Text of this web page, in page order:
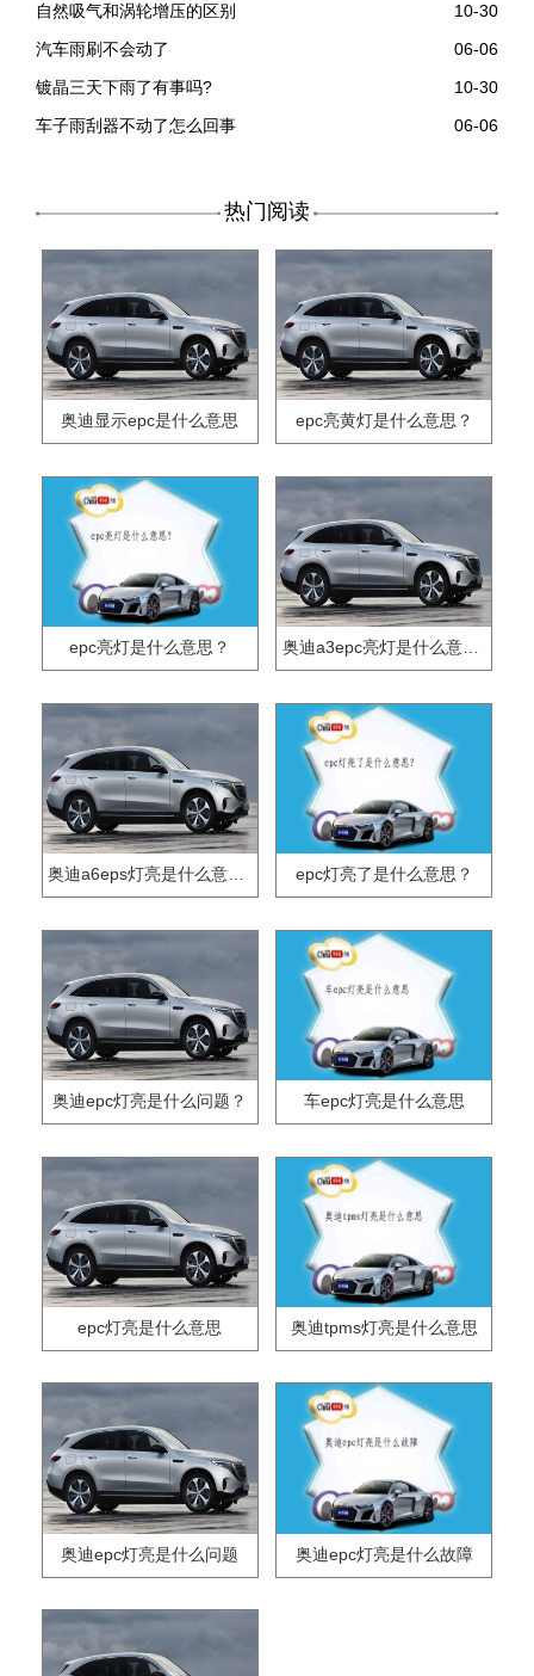
自然吸气和涡轮增压的区别
10-30
汽车雨刷不会动了
06-06
镀晶三天下雨了有事吗?
10-30
车子雨刮器不动了怎么回事
06-06
热门阅读
奥迪显示epc是什么意思 epc亮黄灯是什么意思？
epc亮灯是什么意思？ 奥迪a3epc亮灯是什么意思？
epc灯亮了是什么意思？
奥迪epc灯亮是什么问题？ 车epc灯亮是什么意思
epc灯亮是什么意思 奥迪tpms灯亮是什么意思
奥迪epc灯亮是什么问题 奥迪epc灯亮是什么故障